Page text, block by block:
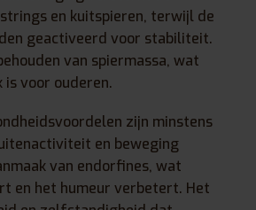
en kuitspieren, terwijl de
geactiveerd voor stabiliteit.
van spiermassa, wat
voor ouderen.
zijn minstens
en beweging
van endorfines, wat
en het humeur verbetert. Het